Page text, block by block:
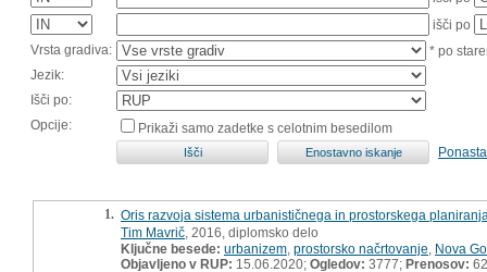
išči po
Vrsta gradiva:
* po
Jezik:
Išči po:
Opcije:
Prikaži samo zadetke s celotnim besedilom
1. Oris razvoja sistema urbanističnega in prostorskega
Tim Mavrič , 2016, diplomsko delo
Ključne besede: urbanizem prostorsko načrtovanje Nova
Objavljeno v RUP: 15.06.2020; Ogledov: 3777; Prenosov: 62